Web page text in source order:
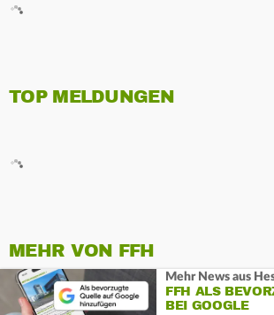
TOP MELDUNGEN
MEHR VON FFH
Mehr News aus
FFH ALS
BEI GOOGLE